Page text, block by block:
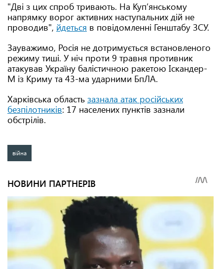
"Дві з цих спроб тривають. На Куп’янському
напрямку ворог активних наступальних дій не
проводив", йдеться в повідомленні Генштабу ЗСУ.
Зауважимо, Росія не дотримується встановленого
режиму тиші. У ніч проти 9 травня противник
атакував Україну балістичною ракетою Іскандер-
М із Криму та 43-ма ударними БпЛА.
Харківська область зазнала атак російських
безпілотників: 17 населених пунктів зазнали
обстрілів.
війна